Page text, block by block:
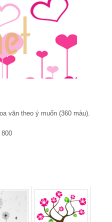
văn theo ý muốn (360 màu).